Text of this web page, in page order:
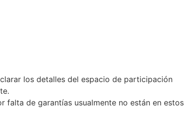
los detalles del espacio de participación
falta de garantías usualmente no están en estos